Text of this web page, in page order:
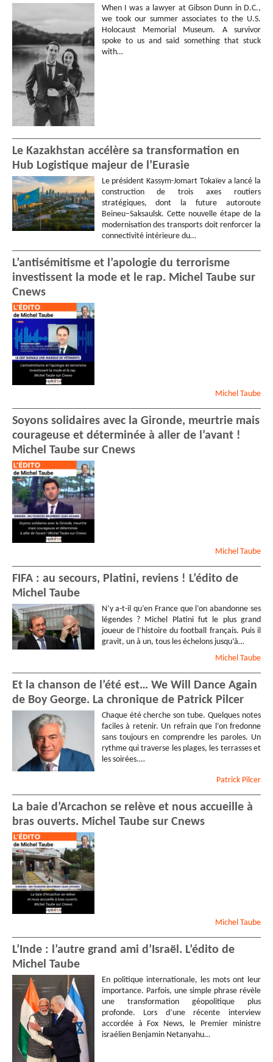
When I was a lawyer at Gibson Dunn in D.C.,
we took our summer associates to the U.S.
Holocaust Memorial Museum. A survivor
spoke to us and said something that stuck
with…
Le Kazakhstan accélère sa transformation en
Hub Logistique majeur de l’Eurasie
Le président Kassym-Jomart Tokaïev a lancé la
construction de trois axes routiers
stratégiques, dont la future autoroute
Beineu–Saksaulsk. Cette nouvelle étape de la
modernisation des transports doit renforcer la
connectivité intérieure du…
L’antisémitisme et l’apologie du terrorisme
investissent la mode et le rap. Michel Taube sur
Cnews
Michel Taube
Soyons solidaires avec la Gironde, meurtrie mais
courageuse et déterminée à aller de l’avant !
Michel Taube sur Cnews
Michel Taube
FIFA : au secours, Platini, reviens ! L’édito de
Michel Taube
N’y a-t-il qu’en France que l’on abandonne ses
légendes ? Michel Platini fut le plus grand
joueur de l’histoire du football français. Puis il
gravit, un à un, tous les échelons jusqu’à…
Michel Taube
Et la chanson de l’été est… We Will Dance Again
de Boy George. La chronique de Patrick Pilcer
Chaque été cherche son tube. Quelques notes
faciles à retenir. Un refrain que l’on fredonne
sans toujours en comprendre les paroles. Un
rythme qui traverse les plages, les terrasses et
les soirées.…
Patrick Pilcer
La baie d’Arcachon se relève et nous accueille à
bras ouverts. Michel Taube sur Cnews
Michel Taube
L’Inde : l’autre grand ami d’Israël. L’édito de
Michel Taube
En politique internationale, les mots ont leur
importance. Parfois, une simple phrase révèle
une transformation géopolitique plus
profonde. Lors d’une récente interview
accordée à Fox News, le Premier ministre
israélien Benjamin Netanyahu…